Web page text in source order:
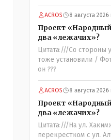
стране будет
ACROS 8 августа 2026
Проект
два «лежачих»?
Цитата:///Со стороны
тоже установили /
он ???
ACROS 8 августа 2026
Проект
два «лежачих»?
Цитата:///На ул.
перекрестком с ул.